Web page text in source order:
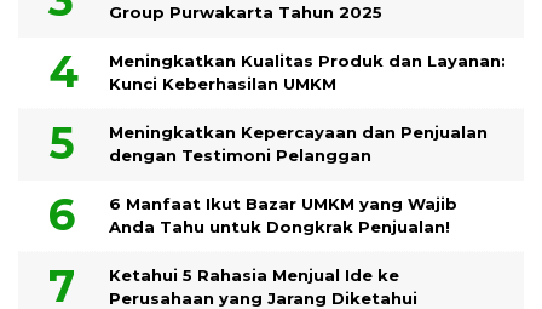
Group Purwakarta Tahun 2025
Meningkatkan Kualitas Produk dan Layanan:
Kunci Keberhasilan UMKM
Meningkatkan Kepercayaan dan Penjualan
dengan Testimoni Pelanggan
6 Manfaat Ikut Bazar UMKM yang Wajib
Anda Tahu untuk Dongkrak Penjualan!
Ketahui 5 Rahasia Menjual Ide ke
Perusahaan yang Jarang Diketahui